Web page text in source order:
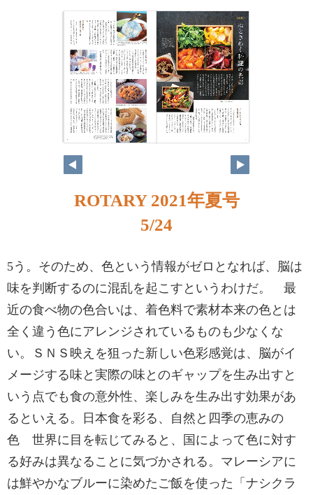
ROTARY 2021年夏号
5/24
5う。そのため、色という情報がゼロとなれば、脳は
味を判断するのに混乱を起こすというわけだ。 最
近の食べ物の色合いは、着色料で素材本来の色とは
全く違う色にアレンジされているものも少なくな
い。ＳＮＳ映えを狙った新しい色彩感覚は、脳がイ
メージする味と実際の味とのギャップを生み出すと
いう点でも食の意外性、楽しみを生み出す効果があ
るといえる。日本食を彩る、自然と四季の恵みの
色 世界に目を転じてみると、国によって色に対す
る好みは異なることに気づかされる。マレーシアに
は鮮やかなブルーに染めたご飯を使った「ナシクラ